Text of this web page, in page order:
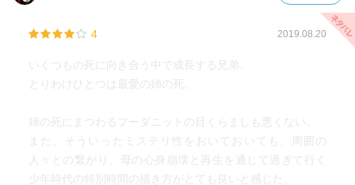
せなくなるだろう。ぼくにとっても『ボトムズ』以来の傑
作登場が嬉しい。アメリカならではの少年時代の郷愁小説
おかつ誰の心にもあるノルタルジーに共鳴するせいか、い
つまでも心に残る。そんな作品に餓えている読者にお勧め
4 2019.08.20
いくつもの死に向き合う中で成長する兄弟。
とりわけひとつは最愛の姉の死。
姉の死にまつわるフーダニットの目くらましも悪くない。
また、そういったミステリ性をおいておいても、周囲の
人々との繋がり、母の心身崩壊と再生を通じて過ぎて行く
少年時代の特別時間の描き方がとても良いと感じた。